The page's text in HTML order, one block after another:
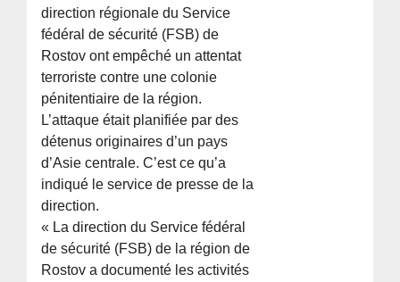
direction régionale du Service
fédéral de sécurité (FSB) de
Rostov ont empêché un attentat
terroriste contre une colonie
pénitentiaire de la région.
L’attaque était planifiée par des
détenus originaires d’un pays
d’Asie centrale. C’est ce qu’a
indiqué le service de presse de la
direction.
« La direction du Service fédéral
de sécurité (FSB) de la région de
Rostov a documenté les activités